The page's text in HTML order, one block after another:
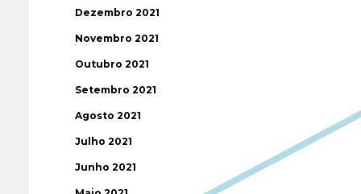
Dezembro 2021
Novembro 2021
Outubro 2021
Setembro 2021
Agosto 2021
Julho 2021
Junho 2021